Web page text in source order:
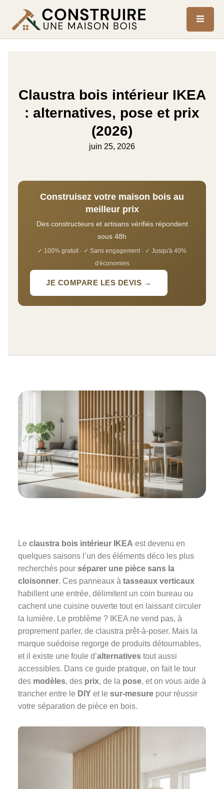
Claustra bois intérieur IKEA
: alternatives, pose et prix
(2026)
juin 25, 2026
Construisez votre maison bois au
meilleur prix
Des constructeurs et artisans vérifiés répondent
sous 48h
✓ 100% gratuit · ✓ Sans engagement · ✓ Jusqu'à 40%
d'économies
JE COMPARE LES DEVIS →
Le claustra bois intérieur IKEA est devenu en
quelques saisons l’un des éléments déco les plus
recherchés pour séparer une pièce sans la
cloisonner. Ces panneaux à tasseaux verticaux
habillent une entrée, délimitent un coin bureau ou
cachent une cuisine ouverte tout en laissant circuler
la lumière. Le problème ? IKEA ne vend pas, à
proprement parler, de claustra prêt-à-poser. Mais la
marque suédoise regorge de produits détournables,
et il existe une foule d’alternatives tout aussi
accessibles. Dans ce guide pratique, on fait le tour
des modèles, des prix, de la pose, et on vous aide à
trancher entre le DIY et le sur-mesure pour réussir
votre séparation de pièce en bois.